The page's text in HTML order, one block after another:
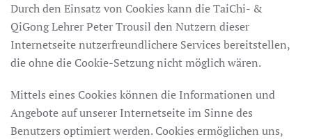
Durch den Einsatz von Cookies kann die TaiChi- &
QiGong Lehrer Peter Trousil den Nutzern dieser
Internetseite nutzerfreundlichere Services bereitstellen,
die ohne die Cookie-Setzung nicht möglich wären.
Mittels eines Cookies können die Informationen und
Angebote auf unserer Internetseite im Sinne des
Benutzers optimiert werden. Cookies ermöglichen uns,